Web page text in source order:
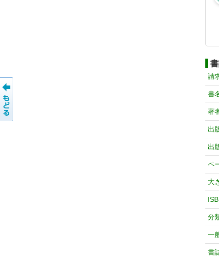
請
書
著
出
出
ペ
大
分
一
書